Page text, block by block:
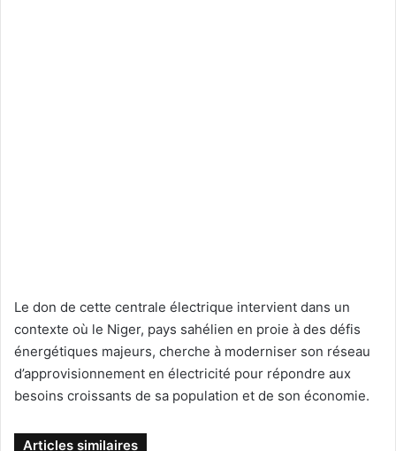
Le don de cette centrale électrique intervient dans un
contexte où le Niger, pays sahélien en proie à des défis
énergétiques majeurs, cherche à moderniser son réseau
d’approvisionnement en électricité pour répondre aux
besoins croissants de sa population et de son économie.
Articles similaires